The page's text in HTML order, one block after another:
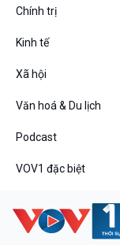
VOV1 đặc biệt
Thanh âm ký sự
Các chương trình
Chính trị
Kinh tế
Xã hội
Văn hoá & Du lịch
Podcast
VOV1 đặc biệt